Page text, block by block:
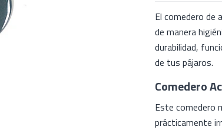
El comedero de
de manera
durabilidad,
de tus pájaros.
Comedero
Este comedero
prácticamente